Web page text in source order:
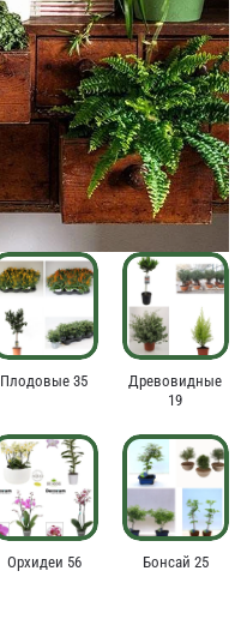
Плодовые 35
Древовидные
19
Орхидеи 56 Бонсай 25